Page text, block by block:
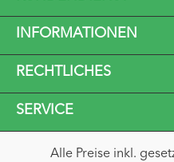
INFORMATIONEN
RECHTLICHES
SERVICE
Alle Preise inkl.